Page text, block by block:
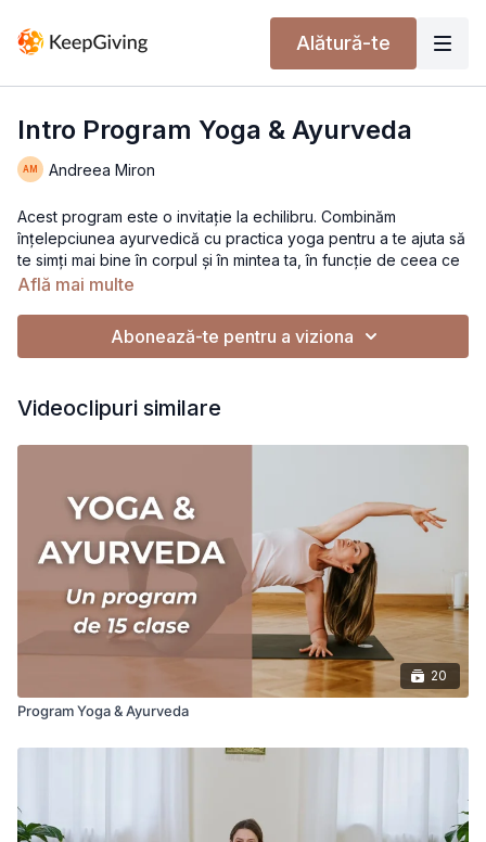
Alătură-te
Intro Program Yoga & Ayurveda
Andreea Miron
Acest program este o invitație la echilibru. Combinăm
înțelepciunea ayurvedică cu practica yoga pentru a te ajuta să
te simți mai bine în corpul și în mintea ta, în funcție de ceea ce
ai nevoie.
5 clase pentruVata– calmează agitația, aduc stabilitate și
presiunea interioară
Poți alege clasele în funcție de dosha ta dominantă, de
anotimp sau pur și simplu de cum te simți într-o anumită zi.
Fiecare clasă este gândită să fie blândă, accesibilă și
reconectantă. Nu ai nevoie de experiență, doar de dorința de
a respira mai conștient și de a fi mai aproape de tine.
Află mai multe
Abonează-te pentru a viziona
Videoclipuri similare
20
Program Yoga & Ayurveda